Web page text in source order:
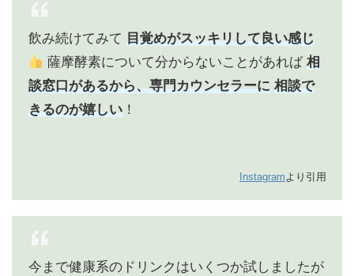
飲み続けてみて 目覚めがスッキリして良い感じ
薩摩酵素について分からないことがあれば 相
談窓口があるから、専門カウンセラーに 相談で
きるのが嬉しい ！
Instagramより引用
今まで健康系のドリンクはいくつか試しましたが